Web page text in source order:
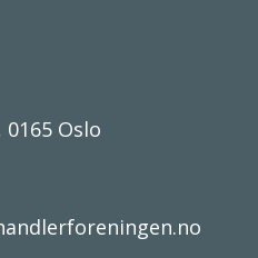
0165 Oslo